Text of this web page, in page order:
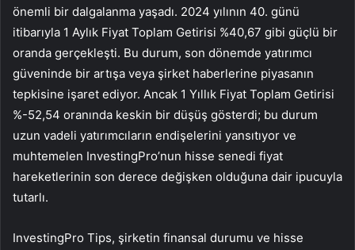
önemli bir dalgalanma yaşadı. 2024 yılının 40. günü
itibarıyla 1 Aylık Fiyat Toplam Getirisi %40,67 gibi güçlü bir
oranda gerçekleşti. Bu durum, son dönemde yatırımcı
güveninde bir artışa veya şirket haberlerine piyasanın
tepkisine işaret ediyor. Ancak 1 Yıllık Fiyat Toplam Getirisi
%-52,54 oranında keskin bir düşüş gösterdi; bu durum
uzun vadeli yatırımcıların endişelerini yansıtıyor ve
muhtemelen InvestingPro’nun hisse senedi fiyat
hareketlerinin son derece değişken olduğuna dair ipucuyla
tutarlı.
InvestingPro Tips, şirketin finansal durumu ve hisse